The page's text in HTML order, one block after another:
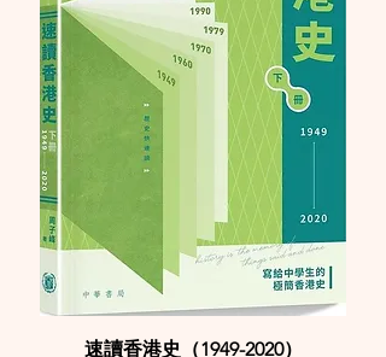
速讀香港史（1949-2020）